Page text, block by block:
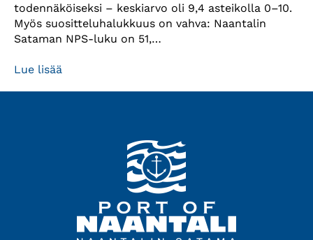
todennäköiseksi – keskiarvo oli 9,4 asteikolla 0–10.
Myös suositteluhalukkuus on vahva: Naantalin
Sataman NPS-luku on 51,…
Lue lisää